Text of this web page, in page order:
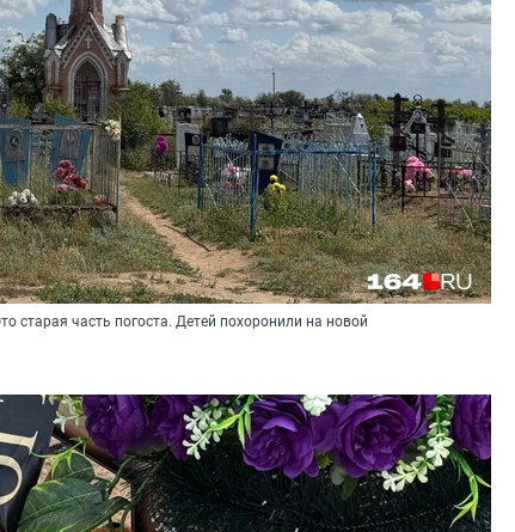
старая часть погоста. Детей похоронили на новой